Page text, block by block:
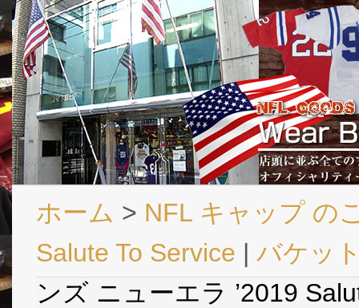
ホーム > NFL キャップ の
Salute To Service | バケッ
ンズ ニューエラ ’2019